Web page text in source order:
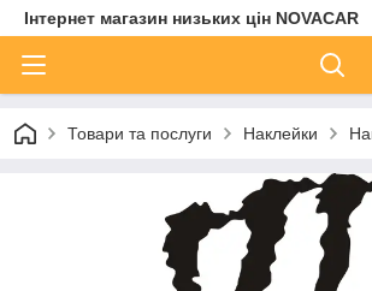
Інтернет магазин низьких цін NOVACAR
Товари та послуги Наклейки